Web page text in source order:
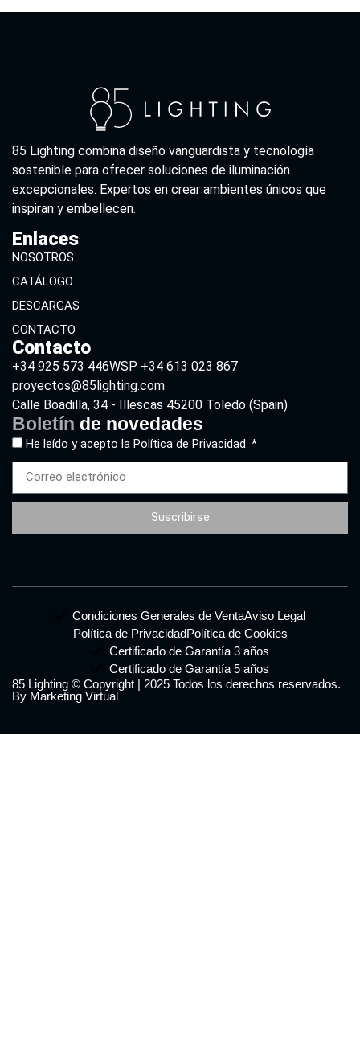
85 Lighting combina diseño vanguardista y tecnología
sostenible para ofrecer soluciones de iluminación
excepcionales. Expertos en crear ambientes únicos que
inspiran y embellecen.
Enlaces
NOSOTROS
CATÁLOGO
DESCARGAS
CONTACTO
Contacto
+34 925 573 446WSP +34 613 023 867
proyectos@85lighting.com
Calle Boadilla, 34 - Illescas 45200 Toledo (Spain)
Boletín de novedades
He leído y acepto la Política de Privacidad. *
Suscribirse
85 Lighting © Copyright | 2025 Todos los derechos reservados.
By Marketing Virtual
Condiciones Generales de VentaAviso Legal
Política de PrivacidadPolítica de Cookies
Certificado de Garantía 3 años
Certificado de Garantía 5 años